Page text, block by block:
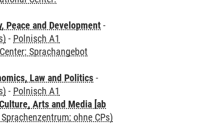
Peace and Development -
- Polnisch A1
Sprachangebot
Law and Politics -
- Polnisch A1
Arts and Media [ab
ohne CPs)